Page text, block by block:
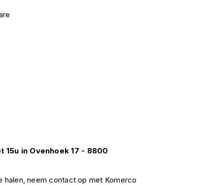
15u in Ovenhoek 17 - 8800
halen, neem contact op met Komerco